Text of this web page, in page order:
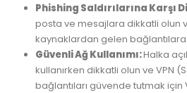
Phishing Saldırılarına Karşı
posta ve mesajlara dikkatli olun
kaynaklardan gelen bağlantılara
Güvenli Ağ Kullanımı:Halka
kullanırken dikkatli olun ve VPN
bağlantıları güvende tutmak için